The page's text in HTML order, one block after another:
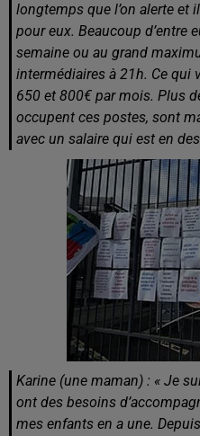
longtemps que l’on alerte et
pour eux. Beaucoup d’entre
semaine ou au grand
intermédiaires à 21h. Ce qui
650 et 800€ par mois. Plus
occupent ces postes, sont
avec un salaire qui est en
Karine (une maman) : « Je
ont des besoins
mes enfants en a une.